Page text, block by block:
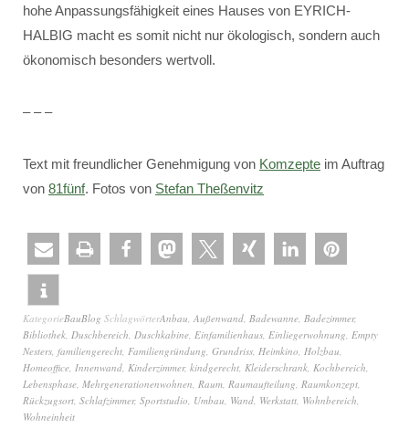
hohe Anpassungsfähigkeit eines Hauses von EYRICH-
HALBIG macht es somit nicht nur ökologisch, sondern auch
ökonomisch besonders wertvoll.
– – –
Text mit freundlicher Genehmigung von Komzepte im Auftrag
von 81fünf. Fotos von Stefan Theßenvitz
KategorieBauBlog SchlagwörterAnbau, Außenwand, Badewanne, Badezimmer,
Bibliothek, Duschbereich, Duschkabine, Einfamilienhaus, Einliegerwohnung, Empty
Nesters, familiengerecht, Familiengründung, Grundriss, Heimkino, Holzbau,
Homeoffice, Innenwand, Kinderzimmer, kindgerecht, Kleiderschrank, Kochbereich,
Lebensphase, Mehrgenerationenwohnen, Raum, Raumaufteilung, Raumkonzept,
Rückzugsort, Schlafzimmer, Sportstudio, Umbau, Wand, Werkstatt, Wohnbereich,
Wohneinheit